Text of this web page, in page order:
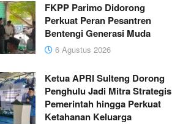
FKPP Parimo Didorong
Perkuat Peran Pesantren
Bentengi Generasi Muda
6 Agustus 2026
Ketua APRI Sulteng Dorong
Penghulu Jadi Mitra Strategis
Pemerintah hingga Perkuat
Ketahanan Keluarga